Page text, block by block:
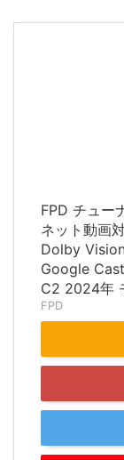
FPD チュー
ネット動画
Dolby
Google
C2 2024年
FPD